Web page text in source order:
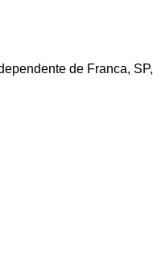
de Franca, SP,